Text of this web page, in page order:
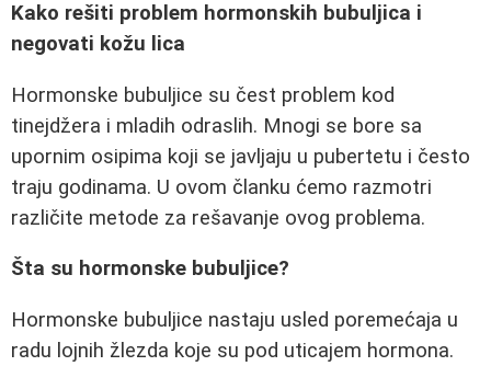
Kako rešiti problem hormonskih bubuljica i
negovati kožu lica
Hormonske bubuljice su čest problem kod
tinejdžera i mladih odraslih. Mnogi se bore sa
upornim osipima koji se javljaju u pubertetu i često
traju godinama. U ovom članku ćemo razmotri
različite metode za rešavanje ovog problema.
Šta su hormonske bubuljice?
Hormonske bubuljice nastaju usled poremećaja u
radu lojnih žlezda koje su pod uticajem hormona.